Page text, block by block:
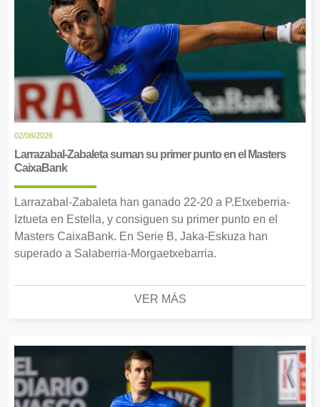
02/08/2026
Larrazabal-Zabaleta suman su primer punto en el Masters
CaixaBank
Larrazabal-Zabaleta han ganado 22-20 a P.Etxeberria-
Iztueta en Estella, y consiguen su primer punto en el
Masters CaixaBank. En Serie B, Jaka-Eskuza han
superado a Salaberria-Morgaetxebarria.
VER MÁS